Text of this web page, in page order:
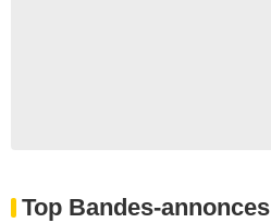
Top Bandes-annonces